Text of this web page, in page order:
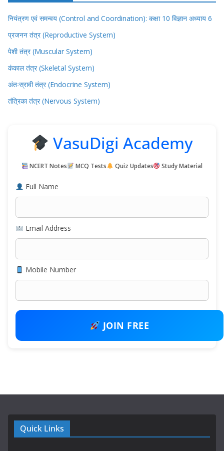
नियंत्रण एवं समन्वय (Control and Coordination): कक्षा 10 विज्ञान अध्याय 6
प्रजनन तंत्र (Reproductive System)
पेशी तंत्र (Muscular System)
कंकाल तंत्र (Skeletal System)
अंतःस्रावी तंत्र (Endocrine System)
तंत्रिका तंत्र (Nervous System)
VasuDigi Academy
NCERT Notes MCQ Tests Quiz Updates Study Material
Full Name
Email Address
Mobile Number
JOIN FREE
Quick Links